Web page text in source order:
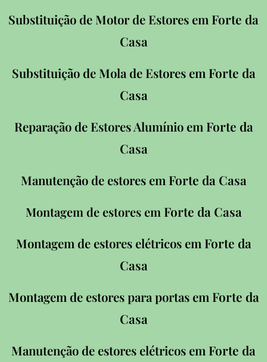
Substituição de Motor de Estores em Forte da
Casa
Substituição de Mola de Estores em Forte da
Casa
Reparação de Estores Alumínio em Forte da
Casa
Manutenção de estores em Forte da Casa
Montagem de estores em Forte da Casa
Montagem de estores elétricos em Forte da
Casa
Montagem de estores para portas em Forte da
Casa
Manutenção de estores elétricos em Forte da